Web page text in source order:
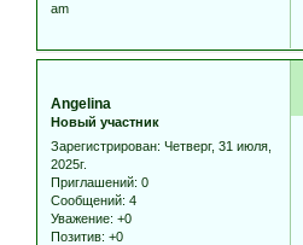
am
Angelina
Новый участник
Зарегистрирован: Четверг, 31 июля,
2025г.
Приглашений: 0
Сообщений: 4
Уважение: +0
Позитив: +0